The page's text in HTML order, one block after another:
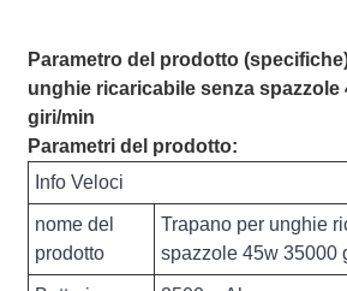
Parametro del prodotto
unghie ricaricabile senza spazzole
giri/min
Parametri del prodotto:
Info Veloci
nome del
prodotto
Trapano per unghie
spazzole 45w 35000